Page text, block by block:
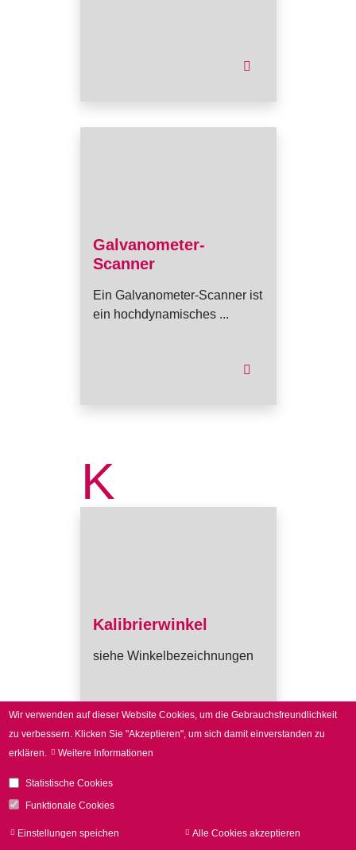
Galvanometer-
Scanner
Ein Galvanometer-Scanner ist
ein hochdynamisches ...
K
Kalibrierwinkel
siehe Winkelbezeichnungen
Wir verwenden auf dieser Website Cookies, um die Gebrauchsfreundlichkeit
zu verbessern. Klicken Sie "Akzeptieren", um sich damit einverstanden zu
erklären.
Weitere Informationen
Statistische Cookies
Funktionale Cookies
Einstellungen speichen Alle Cookies akzeptieren